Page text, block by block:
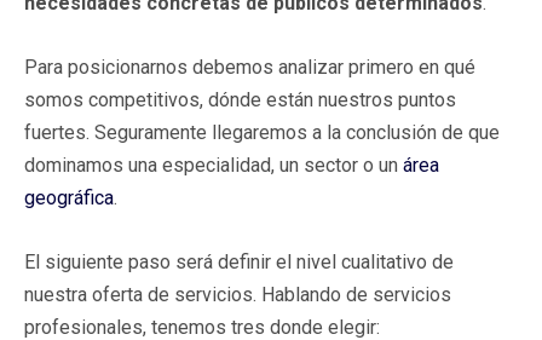
Para posicionarnos debemos analizar primero en qué
somos competitivos, dónde están nuestros puntos
fuertes. Seguramente llegaremos a la conclusión de que
dominamos una especialidad, un sector o un área
geográfica.
El siguiente paso será definir el nivel cualitativo de
nuestra oferta de servicios. Hablando de servicios
profesionales, tenemos tres donde elegir: